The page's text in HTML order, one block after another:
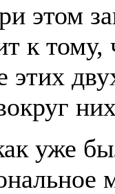
этом
к тому,
этих
уже